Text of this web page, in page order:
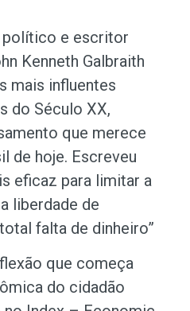
e escritor
Kenneth Galbraith
mais influentes
do Século XX,
que merece
de hoje. Escreveu
eficaz para limitar a
liberdade de
falta de dinheiro”
que começa
do cidadão